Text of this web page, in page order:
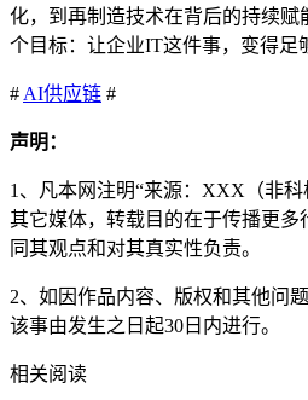
化，到再制造技术在背后的持续
个目标：让企业IT这件事，变得足
# AI供应链 #
声明：
1、凡本网注明“来源：XXX（非
其它媒体，转载目的在于传播更
同其观点和对其真实性负责。
2、如因作品内容、版权和其他问
该事由发生之日起30日内进行。
相关阅读